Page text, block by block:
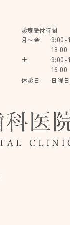
診療受付時間
月〜金
9:00-
18:00
土
9:00-
16:00
休診日 日曜日